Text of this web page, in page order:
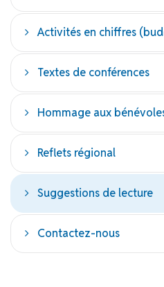
Activités en chiffres
Textes de conférences
Hommage aux
Reflets régional
Suggestions de lecture
Contactez-nous